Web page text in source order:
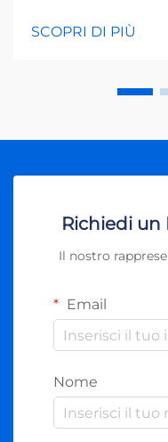
profonda
linea verso reti di
SCOPRI DI PIÙ
Richiedi un
Il nostro
Email
Nome